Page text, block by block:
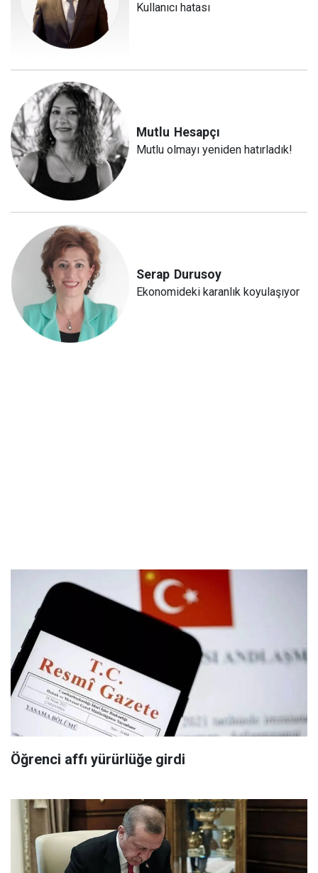
Kullanıcı hatası
Mutlu Hesapçı
Mutlu olmayı yeniden hatırladık!
Serap Durusoy
Ekonomideki karanlık koyulaşıyor
Öğrenci affı yürürlüğe girdi